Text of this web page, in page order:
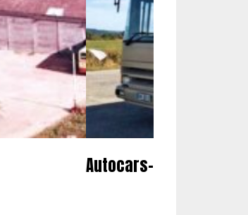
Autocars-autobus :